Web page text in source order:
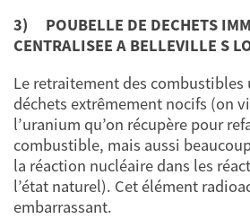
3) POUBELLE DE DECHETS
CENTRALISEE A BELLEVILLE S
Le retraitement des combustibles
déchets extrêmement nocifs (on
l’uranium qu’on récupère pour
combustible, mais aussi
la réaction nucléaire dans les
l’état naturel). Cet élément
embarrassant.